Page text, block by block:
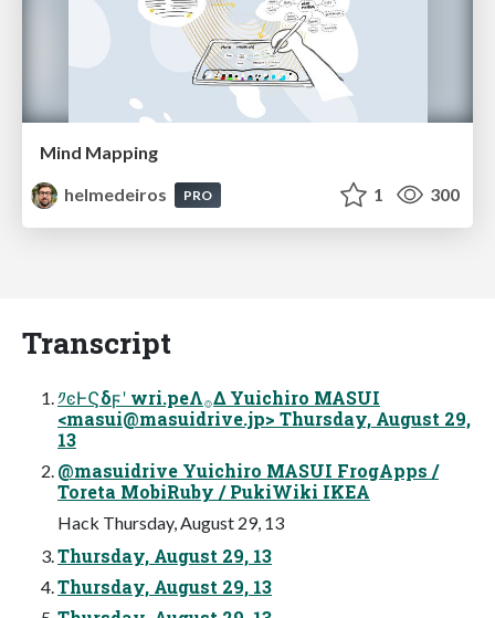
Mind Mapping
helmedeiros
PRO 1 300
Transcript
༡ͼͰϚδϝʹ wri.peΛ࡞Δ Yuichiro MASUI
<masui@masuidrive.jp> Thursday, August 29,
13
@masuidrive Yuichiro MASUI FrogApps /
Toreta MobiRuby / PukiWiki IKEA
Hack Thursday, August 29, 13
Thursday, August 29, 13
Thursday, August 29, 13